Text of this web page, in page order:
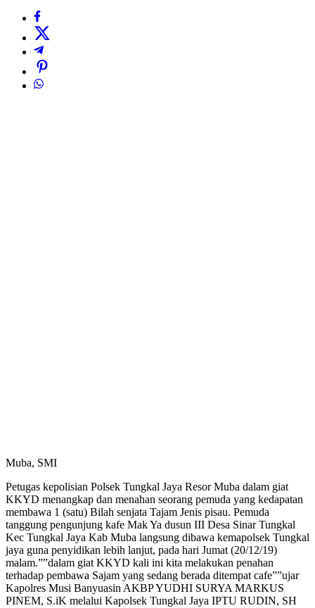
Muba, SMI
Petugas kepolisian Polsek Tungkal Jaya Resor Muba dalam giat
KKYD menangkap dan menahan seorang pemuda yang kedapatan
membawa 1 (satu) Bilah senjata Tajam Jenis pisau. Pemuda
tanggung pengunjung kafe Mak Ya dusun III Desa Sinar Tungkal
Kec Tungkal Jaya Kab Muba langsung dibawa kemapolsek Tungkal
jaya guna penyidikan lebih lanjut, pada hari Jumat (20/12/19)
malam.””dalam giat KKYD kali ini kita melakukan penahan
terhadap pembawa Sajam yang sedang berada ditempat cafe””ujar
Kapolres Musi Banyuasin AKBP YUDHI SURYA MARKUS
PINEM, S.iK melalui Kapolsek Tungkal Jaya IPTU RUDIN, SH